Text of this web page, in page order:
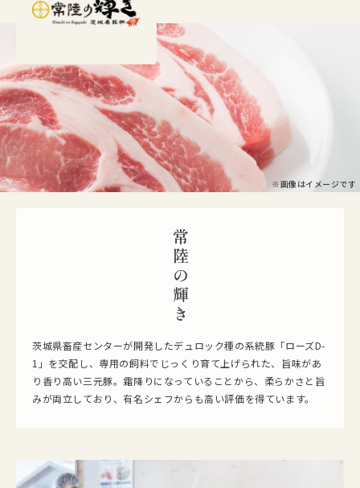
品質へのこだわり
豚の健康管理に有効な地養素（サプリメント）、地養豚専用飼料を与
え、抗生剤などは使用していません。自然に元気で健康な豚に育てるこ
とにより、安全・安心、新鮮な豚肉が提供できます。
地養素とは？
木酢精製液、ゼオライト、海藻、ヨモギを原料とした混合飼料で
す。
消臭効果により豚特有の臭みを取り、体質をアル
カリ化に促し活力ある豚にする。
木酢精製液を吸収させるためのベースとなり、整
豊富なアミノ酸やミネラルにより肉の旨みを引き
ヨモギ 肉の光沢、色、弾力性を引き出す。
※画像はイメージです
常陸の輝き
茨城県畜産センターが開発したデュロック種の系統豚「ローズD-
1」を交配し、専用の飼料でじっくり育て上げられた、旨味があ
り香り高い三元豚。霜降りになっていることから、柔らかさと旨
みが両立しており、有名シェフからも高い評価を得ています。